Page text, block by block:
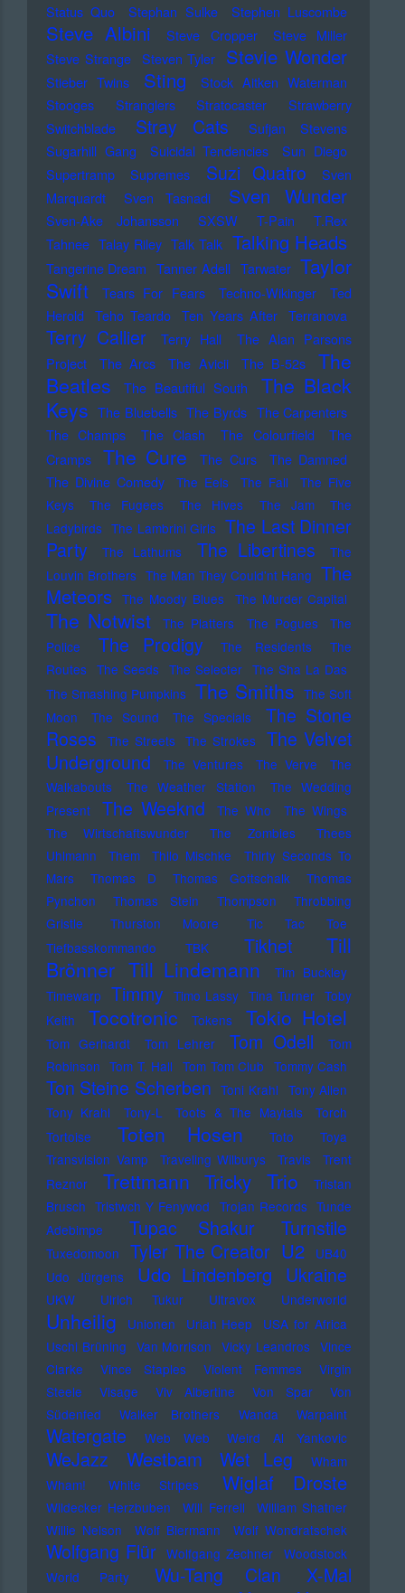
Status Quo
Stephan Sulke Stephen Luscombe
Steve Albini Steve Cropper
Steve Miller
Steve Strange Steven Tyler Stevie Wonder
Stieber Twins Sting
Stock Aitken Waterman
Stooges
Stranglers Stratocaster
Strawberry
Switchblade
Stray Cats
Sufjan Stevens
Sugarhill Gang
Suicidal Tendencies
Sun Diego
Supertramp
Supremes Suzi Quatro
Sven
Marquardt
Sven Tasnadi Sven Wunder
Sven-Ake Johansson SXSW T-Pain
T.Rex
Tahnee Talay Riley Talk Talk Talking Heads
Tangerine Dream Tanner Adell Tarwater Taylor
Swift
Tears For Fears Techno-Wikinger
Ted
Herold
Teho Teardo Ten Years After Terranova
Terry Callier Terry Hall
The Alan Parsons
Project
The Arcs The Avicii The B-52s
The
Beatles
The Beautiful South
The Black
Keys The Bluebells The Byrds The Carpenters
The Champs
The Clash The Colourfield
The
Cramps
The Cure The Curs
The Damned
The Divine Comedy
The Eels The Fall
The Five
Keys
The Fugees The Hives The Jam
The
Ladybirds The Lambrini Girls The Last Dinner
Party
The Lathums The Libertines
The
Louvin Brothers The Man They Could'nt Hang The
Meteors The Moody Blues The Murder Capital
The Notwist The Platters The Pogues
The
Police
The Prodigy The Residents
The
Routes The Seeds The Selecter The Sha La Das
The Smashing Pumpkins The Smiths The Soft
Moon
The Sound The Specials
The Stone
Roses
The Streets The Strokes
The Velvet
Underground
The Ventures The Verve
The
Walkabouts
The Weather Station
The Wedding
Present
The Weeknd The Who
The Wings
The Wirtschaftswunder
The Zombies
Thees
Uhlmann
Them Thilo Mischke
Thirty Seconds To
Mars
Thomas D Thomas Gottschalk
Thomas
Pynchon
Thomas Stein Thompson
Throbbing
Gristle
Thurston Moore
Tic Tac Toe
Tiefbasskommando TBK
Tikhet
Till
Brönner Till Lindemann
Tim Buckley
Timewarp Timmy Timo Lassy Tina Turner Toby
Keith
Tocotronic Tokens Tokio Hotel
Tom Gerhardt Tom Lehrer Tom Odell
Tom
Robinson Tom T. Hall Tom Tom Club Tommy Cash
Ton Steine Scherben Toni Krahl Tony Allen
Tony Krahl
Tony-L Toots & The Maytals
Torch
Tortoise
Toten Hosen Toto
Toya
Transvision Vamp
Traveling Wilburys Travis
Trent
Reznor
Trettmann Tricky Trio
Tristan
Brusch Tristwch Y Fenywod Trojan Records Tunde
Adebimpe
Tupac Shakur Turnstile
Tuxedomoon Tyler The Creator U2
UB40
Udo Jürgens
Udo Lindenberg Ukraine
UKW Ulrich Tukur Ultravox Underworld
Unheilig Unionen Uriah Heep
USA for Africa
Uschi Brüning Van Morrison Vicky Leandros Vince
Clarke
Vince Staples Violent Femmes
Virgin
Steele
Visage Viv Albertine Von Spar
Von
Südenfed
Walker Brothers Wanda Warpaint
Watergate Web Web Weird Al Yankovic
WeJazz Westbam Wet Leg
Wham
Wham!
White Stripes Wiglaf Droste
Wildecker Herzbuben Will Ferrell
William Shatner
Willie Nelson
Wolf Biermann Wolf Wondratschek
Wolfgang Flür Wolfgang Zechner
Woodstock
World Party
Wu-Tang Clan
X-Mal